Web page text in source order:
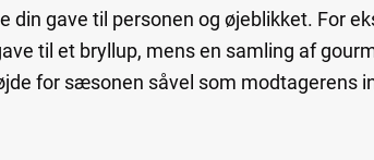
din gave til personen og øjeblikket. For
til et bryllup, mens en samling af
for sæsonen såvel som modtagerens